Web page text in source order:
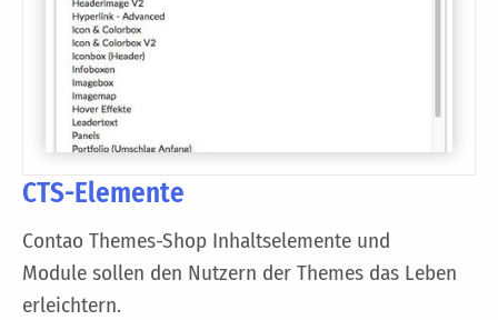
CTS-Elemente
Contao Themes-Shop Inhaltselemente und
Module sollen den Nutzern der Themes das Leben
erleichtern.